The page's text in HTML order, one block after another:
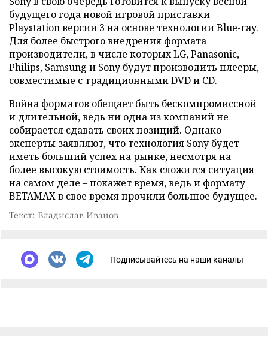
будущего года новой игровой приставки
Playstation версии 3 на основе технологии Blue-ray.
Для более быстрого внедрения формата
производители, в числе которых LG, Panasonic,
Philips, Samsung и Sony будут производить плееры,
совместимые с традиционными DVD и CD.
Война форматов обещает быть бескомпромиссной
и длительной, ведь ни одна из компаний не
собирается сдавать своих позиций. Однако
эксперты заявляют, что технология Sony будет
иметь больший успех на рынке, несмотря на
более высокую стоимость. Как сложится ситуация
на самом деле – покажет время, ведь и формату
BETAMAX в свое время прочили большое будущее.
Текст: Владислав Иванов
Подписывайтесь на наши каналы